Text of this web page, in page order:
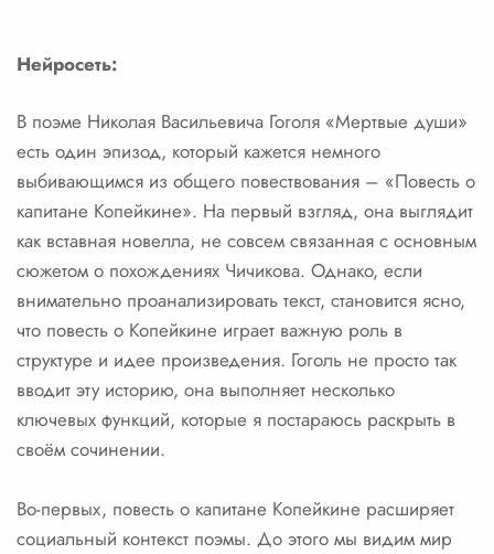
Нейросеть:
В поэме Николая Васильевича Гоголя «Мертвые души»
есть один эпизод, который кажется немного
выбивающимся из общего повествования – «Повесть о
капитане Копейкине». На первый взгляд, она выглядит
как вставная новелла, не совсем связанная с основным
сюжетом о похождениях Чичикова. Однако, если
внимательно проанализировать текст, становится ясно,
что повесть о Копейкине играет важную роль в
структуре и идее произведения. Гоголь не просто так
вводит эту историю, она выполняет несколько
ключевых функций, которые я постараюсь раскрыть в
своём сочинении.
Во-первых, повесть о капитане Копейкине расширяет
социальный контекст поэмы. До этого мы видим мир